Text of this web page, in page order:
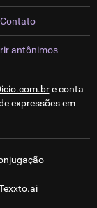
Contato
antônimos
e conta
expressões em